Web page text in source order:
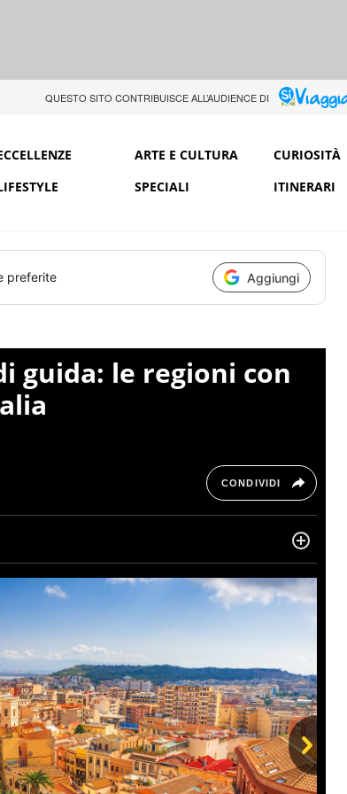
QUESTO SITO CONTRIBUISCE ALL’AUDIENCE DI
ARTE E CULTURA CURIOSITÀ
SPECIALI ITINERARI
preferite Aggiungi
guida: le regioni con
CONDIVIDI
di belle storie e di viaggi, scrive da quando ne
le piace tenersi informata su ciò che accade
Next